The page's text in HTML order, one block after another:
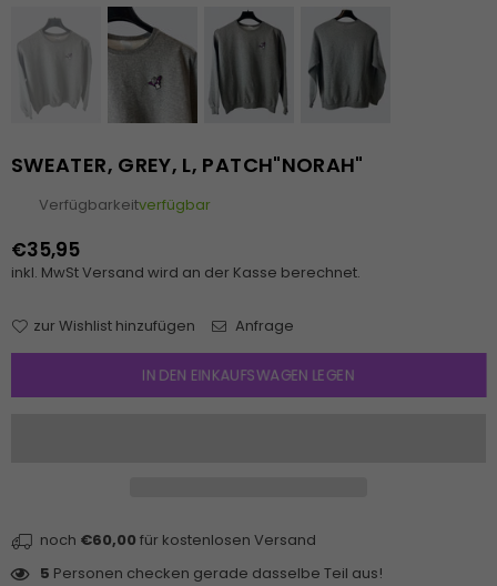
SWEATER, GREY, L, PATCH"NORAH"
Verfügbarkeitverfügbar
Normaler
Preis
€35,95
inkl. MwStVersand wird an der Kasse berechnet.
zur Wishlist hinzufügen Anfrage
IN DEN EINKAUFSWAGEN LEGEN
noch €60,00 für kostenlosen Versand
5 Personen checken gerade dasselbe Teil aus!